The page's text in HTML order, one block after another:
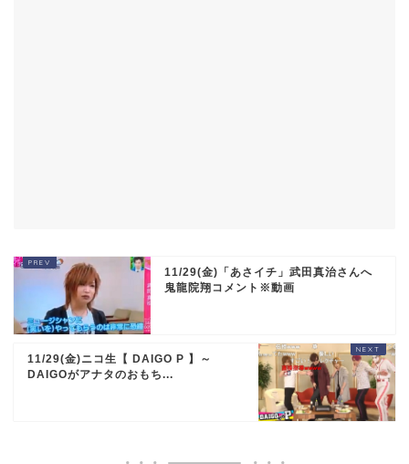
11/29(金)「あさイチ」武田真治さんへ
鬼龍院翔コメント※動画
11/29(金)ニコ生【 DAIGO P 】～
DAIGOがアナタのおもち...